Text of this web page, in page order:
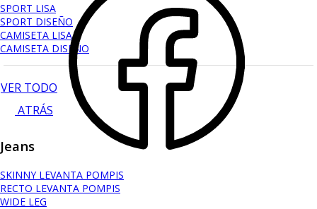
SPORT LISA
SPORT DISEÑO
CAMISETA LISA
CAMISETA DISEÑO
VER TODO
ATRÁS
Jeans
SKINNY LEVANTA POMPIS
RECTO LEVANTA POMPIS
WIDE LEG